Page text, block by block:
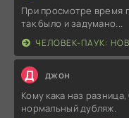
При просмотре время
так было и задумано...
ЧЕЛОВЕК-ПАУК:
Д джон
Кому кака наз
нормальный дубляж.